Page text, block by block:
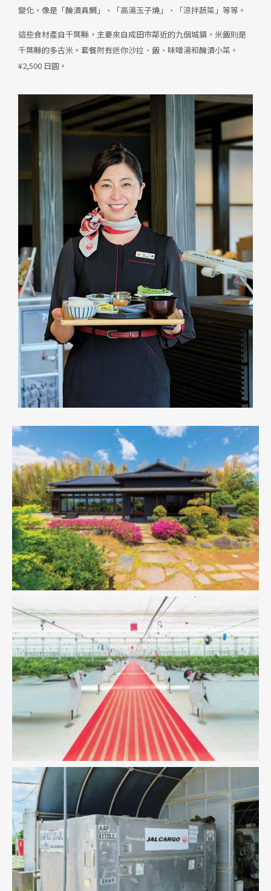
變化，像是「醃漬真鯛」、「高湯玉子燒」、「涼拌蔬菜」等等。
這些食材產自千葉縣，主要來自成田市鄰近的九個城鎮，米飯則是
千葉縣的多古米。套餐附有迷你沙拉、飯、味噌湯和醃漬小菜。
¥2,500 日圓。